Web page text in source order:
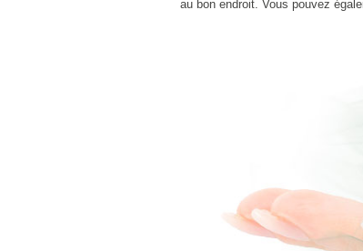
au bon endroit. Vous pouvez